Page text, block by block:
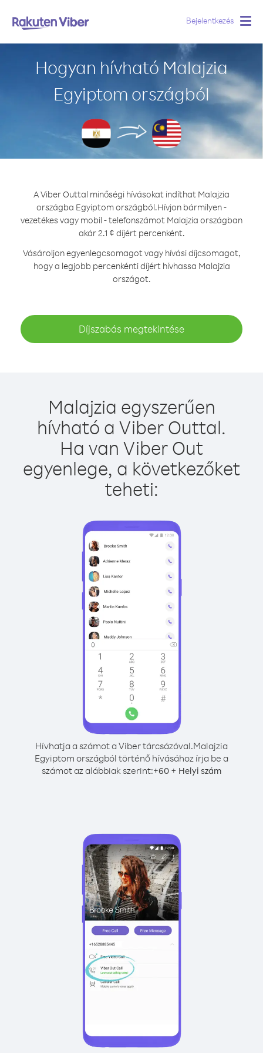
Bejelentkezés
Hogyan hívható Malajzia
Egyiptom országból
A Viber Outtal minőségi hívásokat indíthat Malajzia
országba Egyiptom országból.Hívjon bármilyen -
vezetékes vagy mobil - telefonszámot Malajzia országban
akár 2.1 ¢ díjért percenként.
Vásároljon egyenlegcsomagot vagy hívási díjcsomagot,
hogy a legjobb percenkénti díjért hívhassa Malajzia
országot.
Díjszabás megtekintése
Malajzia egyszerűen
hívható a Viber Outtal.
Ha van Viber Out
egyenlege, a következőket
teheti:
Hívhatja a számot a Viber tárcsázóval.Malajzia
Egyiptom országból történő hívásához írja be a
számot az alábbiak szerint:+60 + Helyi szám